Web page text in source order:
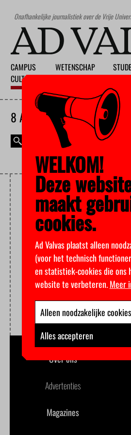
Onafhankelijke journalistiek over de Vrije
CAMPUS
CULTUUR
WETENSCHAP
8 AUGUSTUS 2026
SOCIALE
Over ons
Advertenties
Magazines
WELKOM!
Deze
maakt
cookies.
Ad Valvas plaatst alleen
(voor het technisch
en statistiek-cookies die ons
website te verbeteren.Meer
Alleen noodzakelijke cookies
Alles accepteren